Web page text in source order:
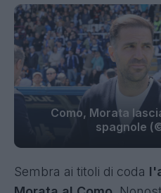
Como, Morata
spagnole
Sembra ai titoli di coda